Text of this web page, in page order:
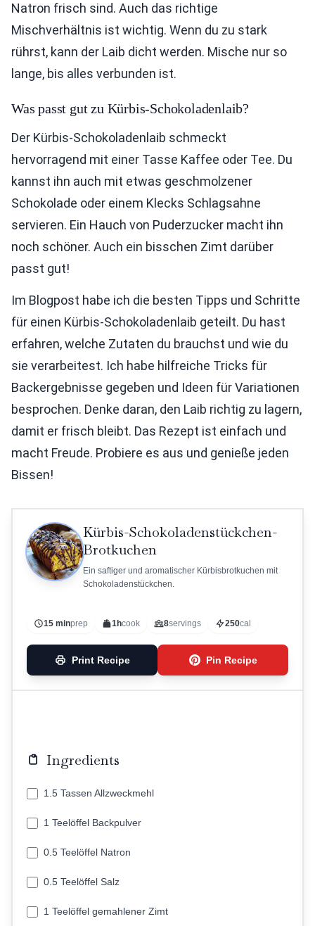
Natron frisch sind. Auch das richtige
Mischverhältnis ist wichtig. Wenn du zu stark
rührst, kann der Laib dicht werden. Mische nur so
lange, bis alles verbunden ist.
Was passt gut zu Kürbis-Schokoladenlaib?
Der Kürbis-Schokoladenlaib schmeckt
hervorragend mit einer Tasse Kaffee oder Tee. Du
kannst ihn auch mit etwas geschmolzener
Schokolade oder einem Klecks Schlagsahne
servieren. Ein Hauch von Puderzucker macht ihn
noch schöner. Auch ein bisschen Zimt darüber
passt gut!
Im Blogpost habe ich die besten Tipps und Schritte
für einen Kürbis-Schokoladenlaib geteilt. Du hast
erfahren, welche Zutaten du brauchst und wie du
sie verarbeitest. Ich habe hilfreiche Tricks für
Backergebnisse gegeben und Ideen für Variationen
besprochen. Denke daran, den Laib richtig zu lagern,
damit er frisch bleibt. Das Rezept ist einfach und
macht Freude. Probiere es aus und genieße jeden
Bissen!
Kürbis-Schokoladenstückchen-
Brotkuchen
Ein saftiger und aromatischer Kürbisbrotkuchen mit
Schokoladenstückchen.
15 minprep 1hcook 8servings 250cal
Print Recipe Pin Recipe
Ingredients
1.5 Tassen Allzweckmehl
1 Teelöffel Backpulver
0.5 Teelöffel Natron
0.5 Teelöffel Salz
1 Teelöffel gemahlener Zimt